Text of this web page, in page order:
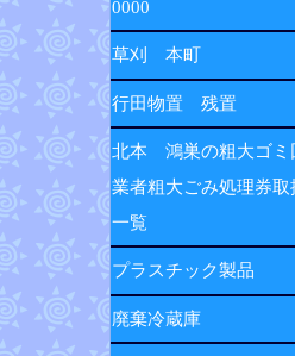
0000
草刈 本町
行田物置 残置
北本 鴻巣の粗大ゴミ
業者粗大ごみ処理券取
一覧
プラスチック製品
廃棄冷蔵庫